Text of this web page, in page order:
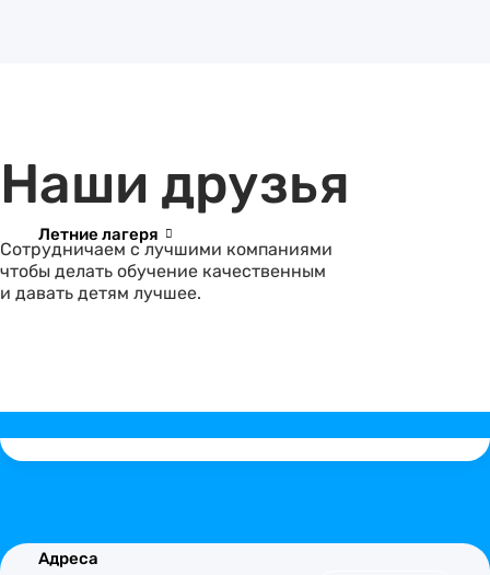
Летние лагеря
Адреса
Наши друзья
Сотрудничаем с лучшими компаниями
чтобы делать обучение качественным
и давать детям лучшее.